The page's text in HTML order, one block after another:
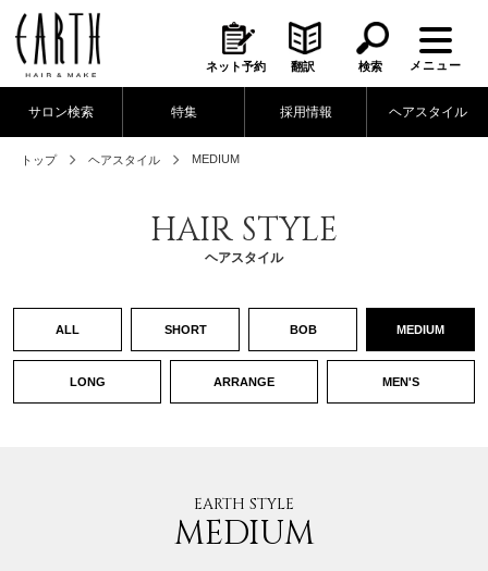
ネット予約 翻訳 検索 メニュー
サロン検索 特集 採用情報 ヘアスタイル
トップ ヘアスタイル MEDIUM
HAIR STYLE
ヘアスタイル
ALL SHORT BOB MEDIUM
LONG ARRANGE MEN'S
EARTH STYLE
MEDIUM